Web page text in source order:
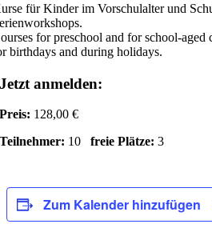
für Kinder im Vorschulalter und
for preschool and for school-
birthdays and during holidays.
Jetzt anmelden:
Preis: 128,00 €
Teilnehmer: 10freie Plätze: 3
Zum Kalender hinzufügen